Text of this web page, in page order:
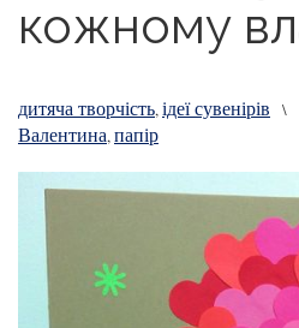
кожному
дитяча творчість,ідеї сувенірів \
Валентина,папір